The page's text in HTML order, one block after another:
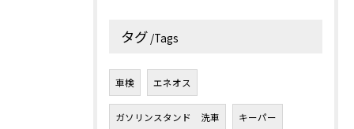
タグ Tags
車検 エネオス
ガソリンスタンド 洗車 キーパー